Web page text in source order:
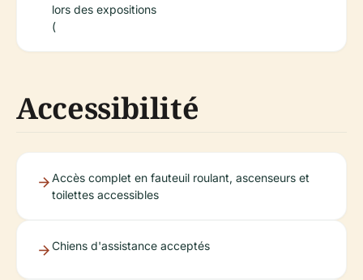
lors des expositions
(
Accessibilité
Accès complet en fauteuil roulant, ascenseurs et
toilettes accessibles
Chiens d'assistance acceptés